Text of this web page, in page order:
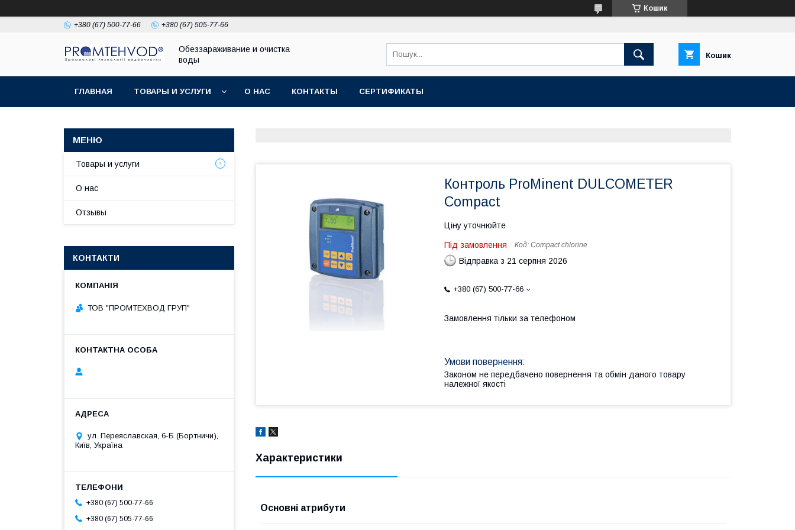
Кошик
+380 (67) 500-77-66 +380 (67) 505-77-66
Обеззараживание и очистка
воды
Кошик
ГЛАВНАЯ ТОВАРЫ И УСЛУГИ О НАС КОНТАКТЫ СЕРТИФИКАТЫ
Контроль ProMinent DULCOMETER
Compact
Ціну уточнюйте
Під замовлення Код: Compact chlorine
Відправка з 21 серпня 2026
+380 (67) 500-77-66
Замовлення тільки за телефоном
Законом не передбачено повернення та обмін даного товару
належної якості
Характеристики
Основні атрибути
Товары и услуги
О нас
Отзывы
КОНТАКТИ
ТОВ "ПРОМТЕХВОД ГРУП"
ул. Переяславская, 6-Б (Бортничи),
Київ, Україна
+380 (67) 500-77-66
+380 (67) 505-77-66